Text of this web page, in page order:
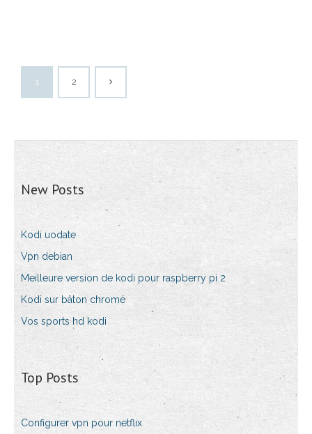
1 2
New Posts
Kodi uodate
Vpn debian
Meilleure version de kodi pour raspberry pi 2
Kodi sur bâton chromé
Vos sports hd kodi
Top Posts
Configurer vpn pour netflix